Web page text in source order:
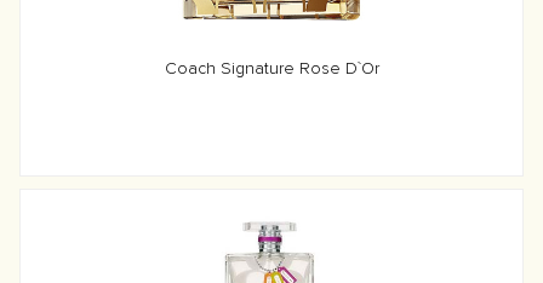
Coach Signature Rose D`Or